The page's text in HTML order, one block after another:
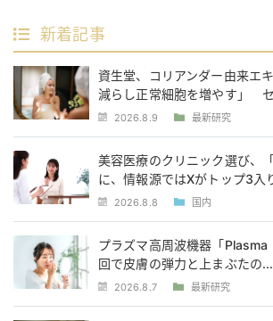
新着記事
資生堂、コリアンダー由来エ
減らし正常細胞を増やす」
2026.8.9 最新研究
美容医療のクリニック選び、
に、情報源ではXがトップ3入
2026.8.8 国内
プラズマ高周波機器「Plasma
回で皮膚の弾力と上まぶたの...
2026.8.7 最新研究